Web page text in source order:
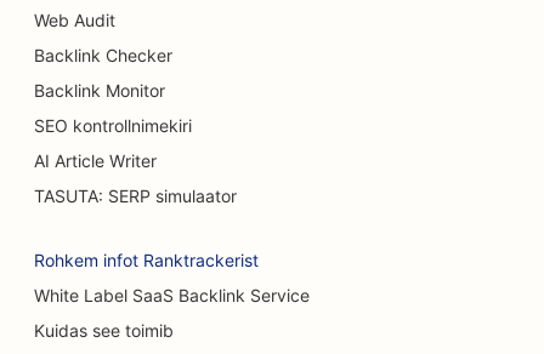
SEO Burgeri veoautodele
SEO Koogipoodide jaoks
SEO põletuskirurgidele
SEO autopesulate jaoks
SEO kohvikutele
SEO vaipade ja põrandakattematerjalide
kauplustele
Web Audit
Backlink Checker
Backlink Monitor
SEO kontrollnimekiri
AI Article Writer
TASUTA: SERP simulaator
Rohkem infot Ranktrackerist
White Label SaaS Backlink Service
Kuidas see toimib